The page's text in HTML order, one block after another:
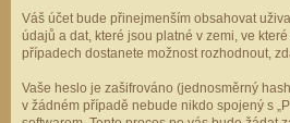
Váš účet bude přinejmenším obsahovat
údajů a dat, které jsou platné v zemi, ve
případech dostanete možnost rozhodnout,
Vaše heslo je zašifrováno (jednosměrný
v žádném případě nebude nikdo spojený s